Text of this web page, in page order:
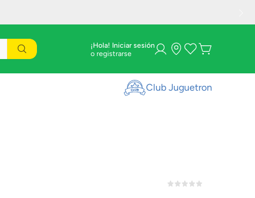
¡Hola! Iniciar sesión
Club Juguetron